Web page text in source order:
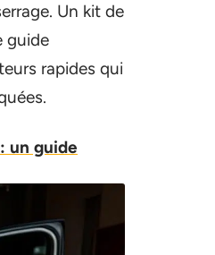
Un kit de
guide
rapides qui
un guide